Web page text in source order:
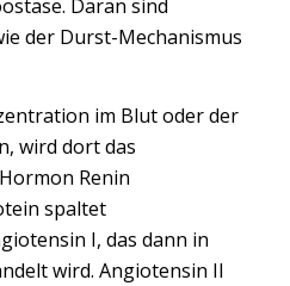
Daran sind
der Durst-Mechanismus
im Blut oder der
wird dort das
Renin
spaltet
I, das dann in
wird. Angiotensin II